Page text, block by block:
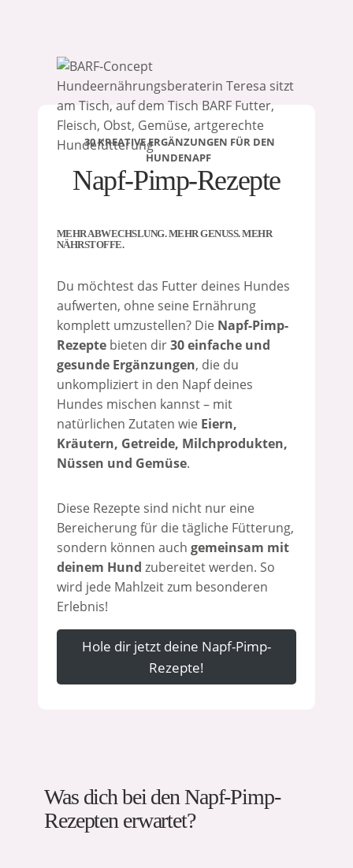
springen
30 KREATIVE ERGÄNZUNGEN FÜR DEN
HUNDENAPF
Napf-Pimp-Rezepte
MEHR ABWECHSLUNG. MEHR GENUSS. MEHR
NÄHRSTOFFE.
Du möchtest das Futter deines Hundes
aufwerten, ohne seine Ernährung
komplett umzustellen? Die Napf-Pimp-
Rezepte bieten dir30 einfache und
gesunde Ergänzungen, die du
unkompliziert in den Napf deines
Hundes mischen kannst – mit
natürlichen Zutaten wie Eiern,
Kräutern, Getreide, Milchprodukten,
Nüssen und Gemüse.
Diese Rezepte sind nicht nur eine
Bereicherung für die tägliche Fütterung,
sondern können auch gemeinsam mit
deinem Hund zubereitet werden. So
wird jede Mahlzeit zum besonderen
Erlebnis!
Hole dir jetzt deine Napf-Pimp-
Rezepte!
Was dich bei den Napf-Pimp-
Rezepten erwartet?